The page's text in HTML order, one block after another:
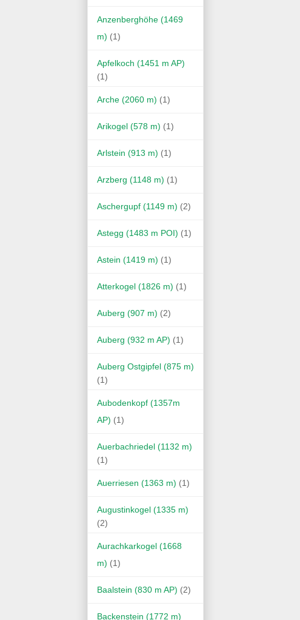
Anzenberghöhe (1469
m) (1)
Apfelkoch (1451 m AP)
(1)
Arche (2060 m) (1)
Arikogel (578 m) (1)
Arlstein (913 m) (1)
Arzberg (1148 m) (1)
Aschergupf (1149 m) (2)
Astegg (1483 m POI) (1)
Astein (1419 m) (1)
Atterkogel (1826 m) (1)
Auberg (907 m) (2)
Auberg (932 m AP) (1)
Auberg Ostgipfel (875 m)
(1)
Aubodenkopf (1357m
AP) (1)
Auerbachriedel (1132 m)
(1)
Auerriesen (1363 m) (1)
Augustinkogel (1335 m)
(2)
Aurachkarkogel (1668
m) (1)
Baalstein (830 m AP) (2)
Backenstein (1772 m)